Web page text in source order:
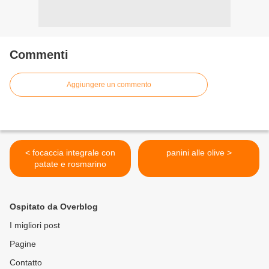
Commenti
Aggiungere un commento
< focaccia integrale con
patate e rosmarino
panini alle olive >
Ospitato da Overblog
I migliori post
Pagine
Contatto